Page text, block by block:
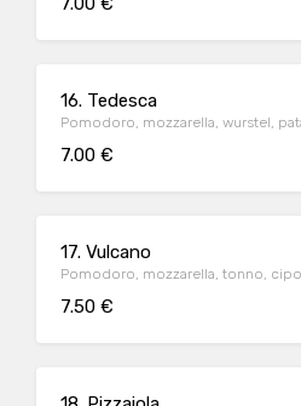
16. Tedesca
Pomodoro, mozzarella, wurstel,
7.00 €
17. Vulcano
Pomodoro, mozzarella, tonno,
7.50 €